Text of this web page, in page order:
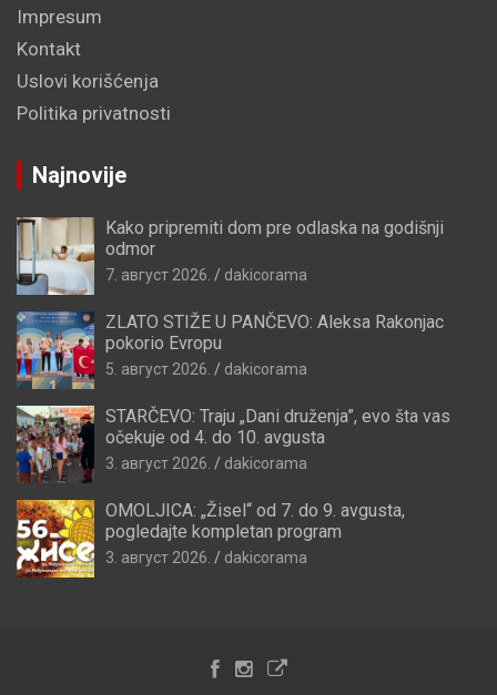
Impresum
Kontakt
Uslovi korišćenja
Politika privatnosti
Najnovije
Kako pripremiti dom pre odlaska na godišnji
odmor
7. август 2026. dakicorama
ZLATO STIŽE U PANČEVO: Aleksa Rakonjac
pokorio Evropu
5. август 2026. dakicorama
STARČEVO: Traju „Dani druženja”, evo šta vas
očekuje od 4. do 10. avgusta
3. август 2026. dakicorama
OMOLJICA: „Žisel“ od 7. do 9. avgusta,
pogledajte kompletan program
3. август 2026. dakicorama